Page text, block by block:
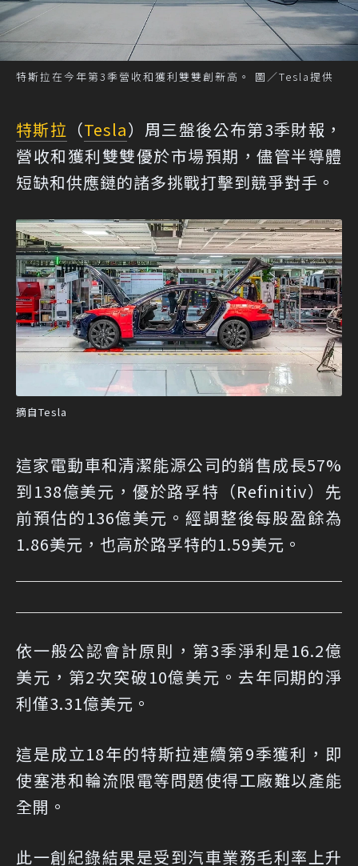
特斯拉在今年第3季營收和獲利雙雙創新高。 圖／Tesla提供
特斯拉 （Tesla）周三盤後公布第3季財報，
營收和獲利雙雙優於市場預期，儘管半導體
短缺和供應鏈的諸多挑戰打擊到競爭對手。
摘自Tesla
這家電動車和清潔能源公司的銷售成長57%
到138億美元，優於路孚特（Refinitiv）先
前預估的136億美元。經調整後每股盈餘為
1.86美元，也高於路孚特的1.59美元。
依一般公認會計原則，第3季淨利是16.2億
美元，第2次突破10億美元。去年同期的淨
利僅3.31億美元。
這是成立18年的特斯拉連續第9季獲利，即
使塞港和輪流限電等問題使得工廠難以產能
全開。
此一創紀錄結果是受到汽車業務毛利率上升